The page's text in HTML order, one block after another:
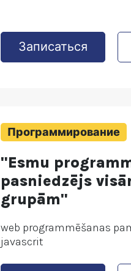
Записаться
Программирование
"Esmu
pasniedzējs
grupām"
web programmēšanas
javascrit